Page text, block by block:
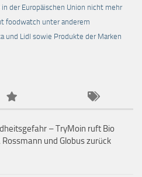
der Europäischen Union nicht mehr
foodwatch unter anderem
und Lidl sowie Produkte der Marken
– TryMoin ruft Bio
und Globus zurück